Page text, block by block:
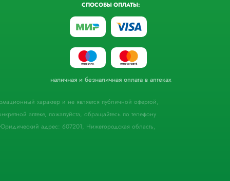
СПОСОБЫ ОПЛАТЫ:
наличная и безналичная оплата в аптеках
характер и не является публичной офертой,
аптеке, пожалуйста, обращайтесь по телефону
адрес: 607201, Нижегородская область,